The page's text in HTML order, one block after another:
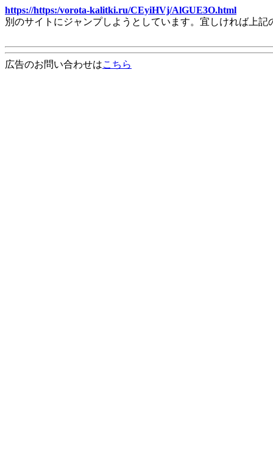
https://https:/vorota-kalitki.ru/CEyiHVj/AlGUE3O.html
別のサイトにジャンプしようとしています。宜しければ上
広告のお問い合わせはこちら